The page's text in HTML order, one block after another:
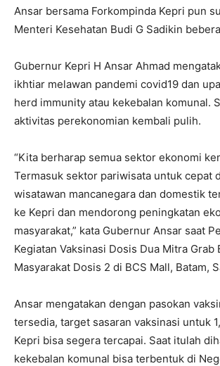
Ansar bersama Forkompinda Kepri pun
Menteri Kesehatan Budi G Sadikin
Gubernur Kepri H Ansar Ahmad
ikhtiar melawan pandemi covid19 dan
herd immunity atau kekebalan komunal.
aktivitas perekonomian kembali pulih.
“Kita berharap semua sektor ekonomi
Termasuk sektor pariwisata untuk cepat
wisatawan mancanegara dan domestik
ke Kepri dan mendorong peningkatan
masyarakat,” kata Gubernur Ansar saat
Kegiatan Vaksinasi Dosis Dua Mitra Grab
Masyarakat Dosis 2 di BCS Mall, Batam,
Ansar mengatakan dengan pasokan
tersedia, target sasaran vaksinasi untuk
Kepri bisa segera tercapai. Saat itulah
kekebalan komunal bisa terbentuk di